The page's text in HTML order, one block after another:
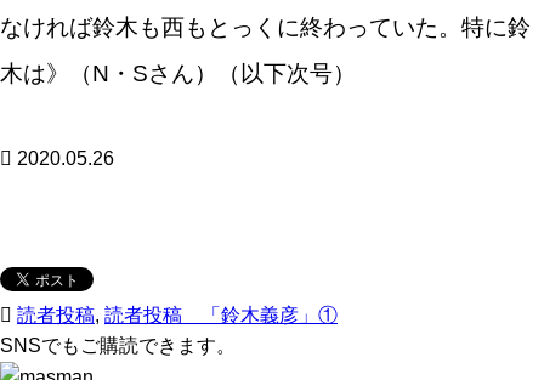
なければ鈴木も西もとっくに終わっていた。特に鈴
木は》（N・Sさん）（以下次号）
2020.05.26
読者投稿, 読者投稿 「鈴木義彦」①
SNSでもご購読できます。